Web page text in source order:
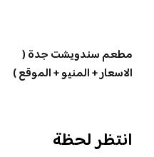
مطعم سندويشت جدة (
الاسعار + المنيو + الموقع )
انتظر لحظة